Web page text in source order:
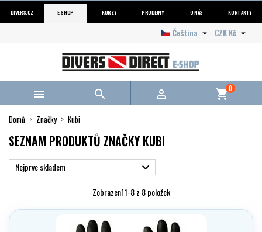
DIVERS.CZ E-SHOP KURZY PRODEJNY O NÁS KONTAKTY
CZK Kč 
Čeština 
   shopping_cart0
Domů Značky Kubi
SEZNAM PRODUKTŮ ZNAČKY KUBI
Nejprve skladem 
Zobrazení 1-8 z 8 položek